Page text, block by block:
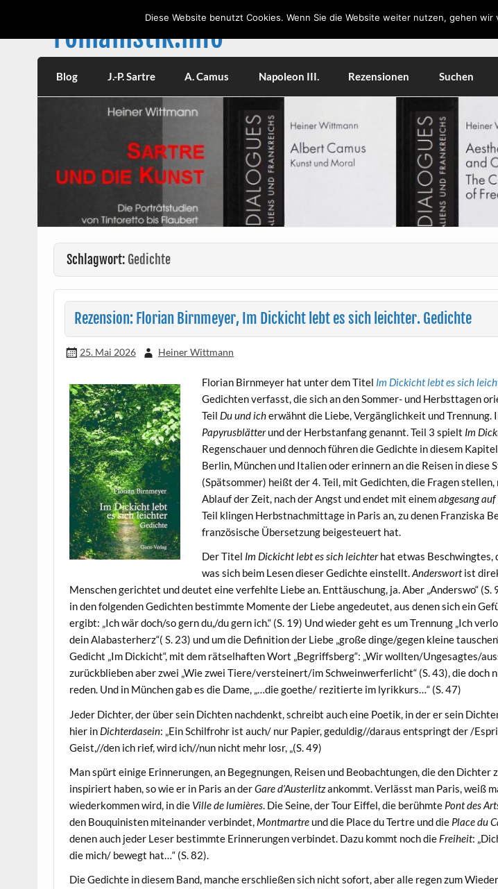
romanistik.info
Blog J.-P. Sartre A. Camus Napoleon III. Rezensionen Suchen
Schlagwort: Gedichte
Rezension: Florian Birnmeyer, Im Dickicht lebt es sich leichter. Gedichte
25. Mai 2026 Heiner Wittmann
Florian Birnmeyer hat unter dem Titel Im Dickicht lebt es sich
Gedichten verfasst, die sich an den Sommer- und Herbsttagen
Teil Du und icherwähnt die Liebe, Vergänglichkeit und Trennung.
Papyrusblätterund der Herbstanfang genannt. Teil 3 spielt Im
Regenschauer und dennoch führen die Gedichte in diesem
Berlin, München und Italien oder erinnern an die Reisen in diese
(Spätsommer) heißt der 4. Teil, mit Gedichten, die Fragen stellen,
Ablauf der Zeit, nach der Angst und endet mit einemabgesang
Teil klingen Herbstnachmittage in Paris an, zu denen Franziska
französische Übersetzung beigesteuert hat.
Der Titel Im Dickicht lebt es sich leichterhat etwas Beschwingtes,
was sich beim Lesen dieser Gedichte einstellt.Anderswortist
Menschen gerichtet und deutet eine verfehlte Liebe an. Enttäuschung, ja. Aber „Anderswo“ (S.
in den folgenden Gedichten bestimmte Momente der Liebe angedeutet, aus denen sich ein
ergibt: „Ich wär doch/so gern du,/du gern ich.“ (S. 19) Und wieder geht es um Trennung „Ich
dein Alabasterherz“( S. 23) und um die Definition der Liebe „große dinge/gegen kleine
Gedicht „Im Dickicht“, mit dem rätselhaften Wort „Begriffsberg“: „Wir wollten/Ungesagtes/
zurückblieben aber zwei „Wie zwei Tiere/versteinert/im Schweinwerferlicht“ (S. 43), die doch
reden. Und in München gab es die Dame, „…die goethe/ rezitierte im lyrikkurs…“ (S. 47)
Jeder Dichter, der über sein Dichten nachdenkt, schreibt auch eine Poetik, in der er sein
hier in Dichterdasein: „Ein Schilfrohr ist auch/ nur Papier, geduldig//daraus entspringt der /
Geist,//den ich rief, wird ich//nun nicht mehr losr, „(S. 49)
Man spürt einige Erinnerungen, an Begegnungen, Reisen und Beobachtungen, die den Dichter
inspiriert haben, so wie er in Paris an derGare d’Austerlitzankommt. Verlässt man Paris, weiß
wiederkommen wird, in die Ville de lumières. Die Seine, der Tour Eiffel, die berühmte Pont des
den Bouquinisten miteinander verbindet, Montmartre und die Place du Tertre und die Place du
denen auch jeder Leser bestimmte Erinnerungen verbindet. Dazu kommt noch die Freiheit:
die mich/ bewegt hat…“ (S. 82).
Die Gedichte in diesem Band, manche erschließen sich nicht sofort, aber alle regen zum
Diese Website benutzt Cookies. Wenn Sie die Website weiter nutzen, gehen wir